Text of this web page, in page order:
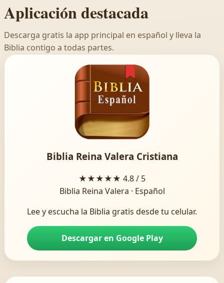
Aplicación destacada
Descarga gratis la app principal en español y lleva la
Biblia contigo a todas partes.
Biblia Reina Valera Cristiana
★★★★★ 4.8 / 5
Biblia Reina Valera · Español
Lee y escucha la Biblia gratis desde tu celular.
Descargar en Google Play